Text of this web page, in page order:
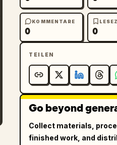
KOMMENTARE
0 0
TEILEN
Go beyond
Collect materials,
finished work, and